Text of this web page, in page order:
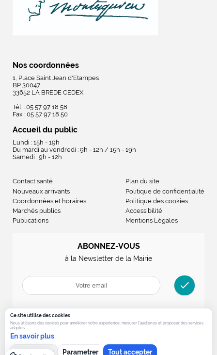
Nos coordonnées
1, Place Saint Jean d'Etampes
BP 30047
33652 LA BREDE CEDEX
Tél. : 05 57 97 18 58
Fax : 05 57 97 18 50
Accueil du public
Lundi : 15h - 19h
Du mardi au vendredi : 9h - 12h / 15h - 19h
Samedi : 9h - 12h
Contact santé
Nouveaux arrivants
Coordonnées et horaires
Marchés publics
Publications
Plan du site
Politique de confidentialité
Politique des cookies
Accessibilité
Mentions Légales
ABONNEZ-VOUS
à la Newsletter de la Mairie
check
Ce site utilise des cookies
Nous utilisons des cookies pour ameliorer votre experience, mesurer l’audience et proposer des services
adaptes.
En savoir plus
Tout refuser Parametrer Tout accepter